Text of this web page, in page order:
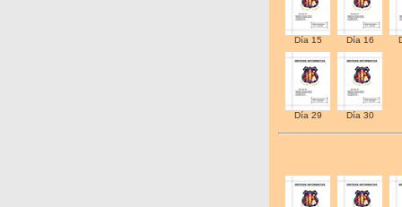
Día 15 Día 16
Día 29 Día 30